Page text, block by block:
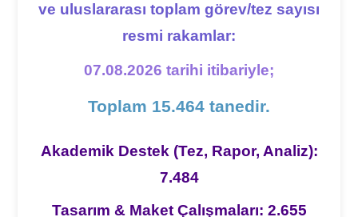
ve uluslararası toplam görev/tez sayısı
resmi rakamlar:
07.08.2026 tarihi itibariyle;
Toplam 15.464 tanedir.
Akademik Destek (Tez, Rapor, Analiz):
7.484
Tasarım & Maket Çalışmaları: 2.655